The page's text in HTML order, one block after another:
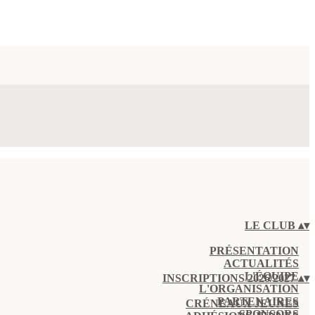
LE CLUB ▴▾
PRÉSENTATION
ACTUALITÉS
L'ÉQUIPE
L'ORGANISATION
PARTENAIRES
INSCRIPTIONS 2026/2027▴▾
CRÉNEAUX JEUNES